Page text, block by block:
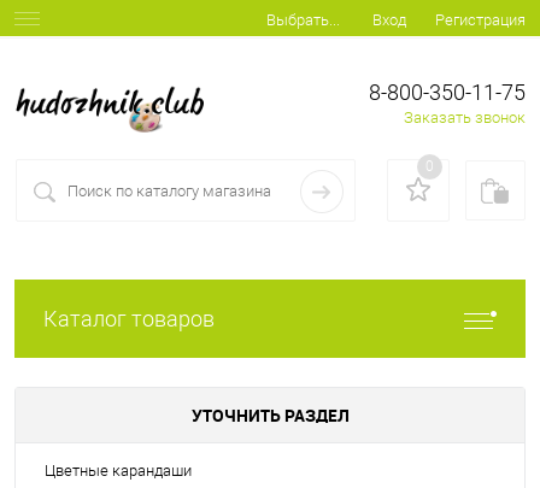
Выбрать... Вход Регистрация
8-800-350-11-75
Заказать звонок
0
Каталог товаров
УТОЧНИТЬ РАЗДЕЛ
Цветные карандаши